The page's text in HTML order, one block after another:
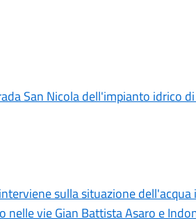
San Nicola dell'impianto idrico
sulla situazione dell'acqua
vie Gian Battista Asaro e